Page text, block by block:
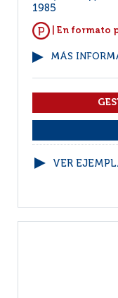
1985
| En formato
MÁS
VER